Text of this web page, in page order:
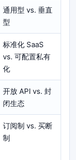
通用型 vs. 垂直
型
标准化 SaaS
vs. 可配置私有
化
开放 API vs. 封
闭生态
订阅制 vs. 买断
制